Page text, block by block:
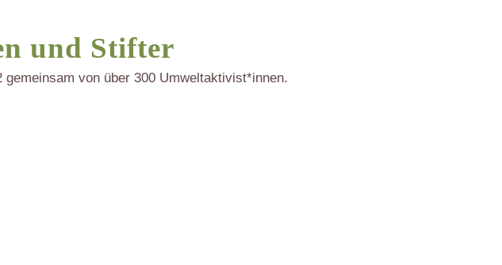
und Stifter
von über 300 Umweltaktivist*innen.